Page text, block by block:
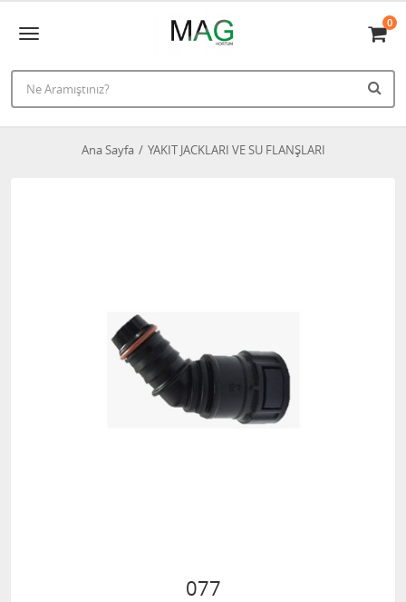
0
Ana Sayfa YAKIT JACKLARI VE SU FLANŞLARI
077